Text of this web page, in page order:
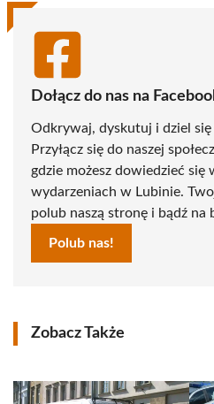
Dołącz do nas na
Odkrywaj, dyskutuj i dziel się
Przyłącz się do naszej
gdzie możesz dowiedzieć się
wydarzeniach w Lubinie.
polub naszą stronę i bądź na
Polub nas!
Zobacz Także